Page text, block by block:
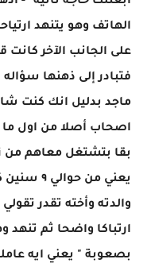
الهاتف وهو يتنهد
على الجانب الآخر
فتبادر إلى ذهنها
ماجد بدليل انك كنت
اصحاب أصلا من اول
بقا بتشتغل معاهم من
يعني من
والدته وأخته تقدر
ارتباكا واضحا ثم تنهد
بصعوبة " يعني ايه